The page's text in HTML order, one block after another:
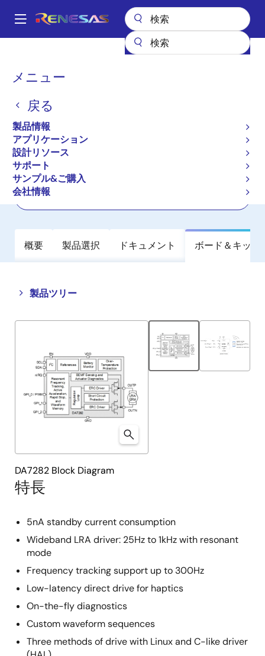
ン
Main
メニュー
戻る
製品情報
アプリケーション
設計リソース
サポート
サンプル&ご購入
会社情報
パ
く
ず
ハプティックドライバ DA7282
DA7282
アクティブ
Ultra-Low Power, Wide-Bandwidth
Haptic Driver
概要 製品選択 ドキュメント ボード＆キット
製品ツリー
Close
tree
Open
tree
特長
5nA standby current consumption
Wideband LRA driver: 25Hz to 1kHz with resonant
mode
Frequency tracking support up to 300Hz
Low-latency direct drive for haptics
On-the-fly diagnostics
Custom waveform sequences
Three methods of drive with Linux and C-like driver
DA7282 Block Diagram